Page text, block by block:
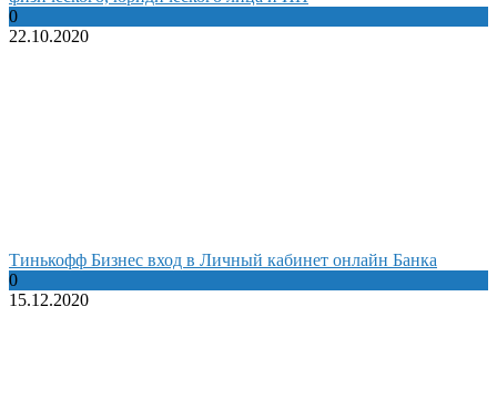
0
22.10.2020
Тинькофф Бизнес вход в Личный кабинет онлайн Банка
0
15.12.2020